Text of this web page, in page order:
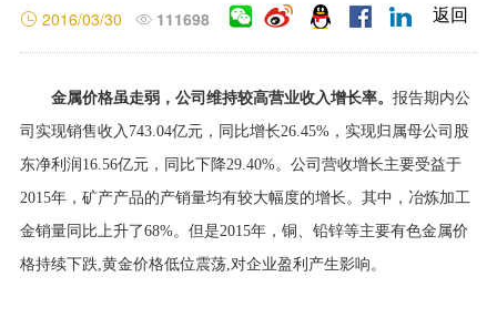
左岸金矿
哈玛格泰铜金矿
属矿
瑞果多金矿
欧洲项目
丘卡卢-佩吉铜金矿
博尔铜矿
非洲项目
阿基姆金矿
卡莫阿-卡库拉铜矿
安保管理
员工
社区
社区参与
原住民和文化遗产
负责任的供应链
报告与政策
A股
安排
股市行情
内幕交易防控
独立董事、监事交流
投资者保护
返回
 2016/03/30  111698
金属价格虽走弱，公司维持较高营业收入增长率。 报告期内公
司实现销售收入743.04亿元，同比增长26.45%，实现归属母公司股
东净利润16.56亿元，同比下降29.40%。公司营收增长主要受益于
2015年，矿产产品的产销量均有较大幅度的增长。其中，冶炼加工
金销量同比上升了68%。但是2015年，铜、铅锌等主要有色金属价
格持续下跌,黄金价格低位震荡,对企业盈利产生影响。